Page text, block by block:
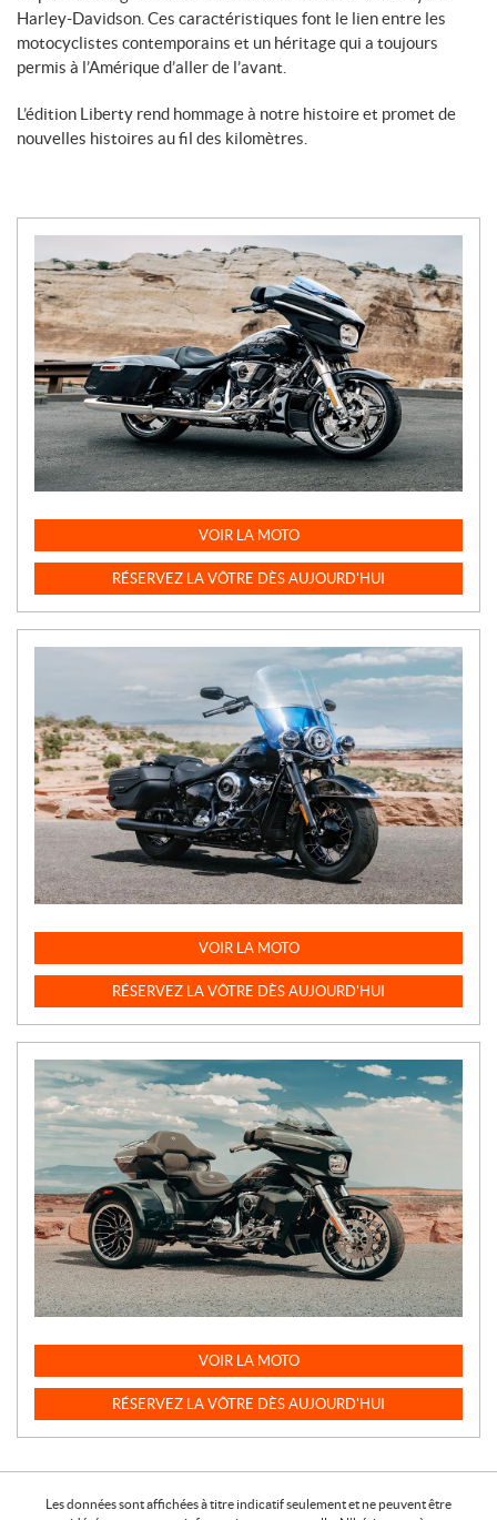
Harley-Davidson. Ces caractéristiques font le lien entre les
motocyclistes contemporains et un héritage qui a toujours
permis à l’Amérique d’aller de l’avant.
L’édition Liberty rend hommage à notre histoire et promet de
nouvelles histoires au fil des kilomètres.
VOIR LA MOTO
RÉSERVEZ LA VÔTRE DÈS AUJOURD'HUI
VOIR LA MOTO
RÉSERVEZ LA VÔTRE DÈS AUJOURD'HUI
VOIR LA MOTO
RÉSERVEZ LA VÔTRE DÈS AUJOURD'HUI
Les données sont affichées à titre indicatif seulement et ne peuvent être